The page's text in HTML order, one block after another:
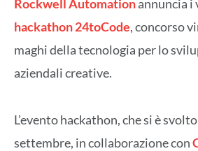
Rockwell Automationannuncia
hackathon 24toCode, concorso
maghi della tecnologia per lo
aziendali creative.
L’evento hackathon, che si è
settembre, in collaborazione con